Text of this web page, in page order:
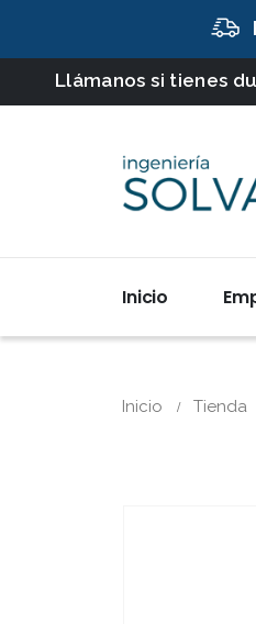
Llámanos si tienes
Inicio
Inicio Tienda